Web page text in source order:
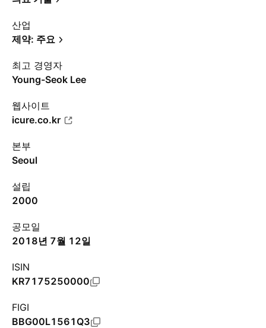
산업
제약: 주요
최고 경영자
Young-Seok Lee
웹사이트
icure.co.kr
본부
Seoul
설립
2000
공모일
2018년 7월 12일
ISIN
KR7175250000
FIGI
BBG00L1561Q3